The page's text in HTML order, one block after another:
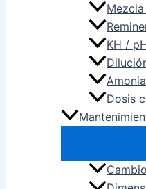
KH /
Dosis